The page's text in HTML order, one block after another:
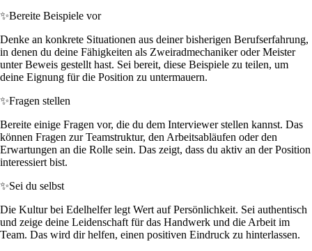
✨Bereite Beispiele vor
Denke an konkrete Situationen aus deiner bisherigen Berufserfahrung,
in denen du deine Fähigkeiten als Zweiradmechaniker oder Meister
unter Beweis gestellt hast. Sei bereit, diese Beispiele zu teilen, um
deine Eignung für die Position zu untermauern.
✨Fragen stellen
Bereite einige Fragen vor, die du dem Interviewer stellen kannst. Das
können Fragen zur Teamstruktur, den Arbeitsabläufen oder den
Erwartungen an die Rolle sein. Das zeigt, dass du aktiv an der Position
interessiert bist.
✨Sei du selbst
Die Kultur bei Edelhelfer legt Wert auf Persönlichkeit. Sei authentisch
und zeige deine Leidenschaft für das Handwerk und die Arbeit im
Team. Das wird dir helfen, einen positiven Eindruck zu hinterlassen.